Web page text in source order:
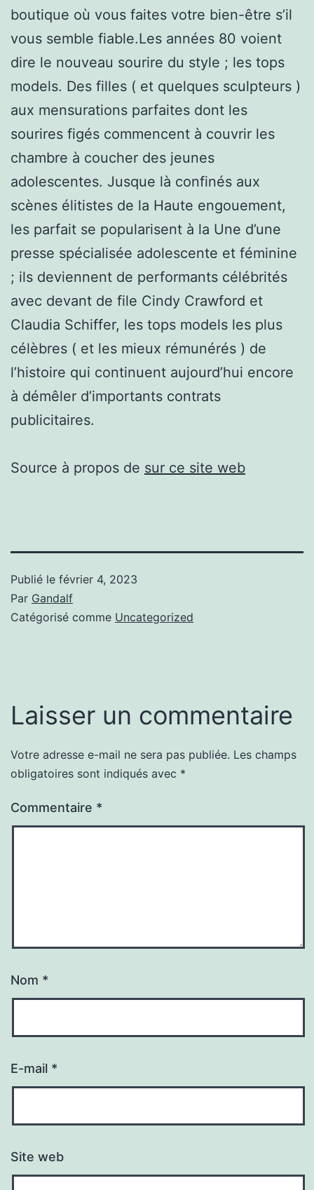
boutique où vous faites votre bien-être s’il
vous semble fiable.Les années 80 voient
dire le nouveau sourire du style ; les tops
models. Des filles ( et quelques sculpteurs )
aux mensurations parfaites dont les
sourires figés commencent à couvrir les
chambre à coucher des jeunes
adolescentes. Jusque là confinés aux
scènes élitistes de la Haute engouement,
les parfait se popularisent à la Une d’une
presse spécialisée adolescente et féminine
; ils deviennent de performants célébrités
avec devant de file Cindy Crawford et
Claudia Schiffer, les tops models les plus
célèbres ( et les mieux rémunérés ) de
l’histoire qui continuent aujourd’hui encore
à démêler d’importants contrats
publicitaires.
Source à propos de sur ce site web
Publié le février 4, 2023
Par Gandalf
Catégorisé comme Uncategorized
Laisser un commentaire
Votre adresse e-mail ne sera pas publiée. Les champs
obligatoires sont indiqués avec *
Commentaire *
Nom *
E-mail *
Site web